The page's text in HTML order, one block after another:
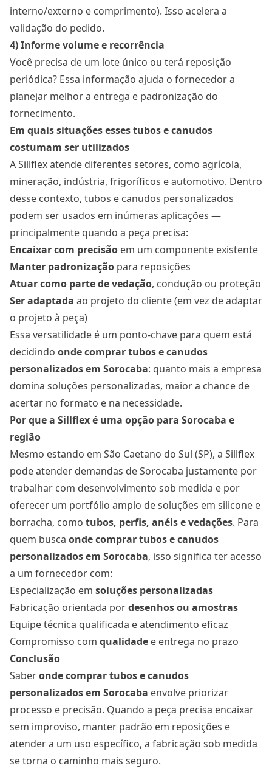
interno/externo e comprimento). Isso acelera a
validação do pedido.
4) Informe volume e recorrência
Você precisa de um lote único ou terá reposição
periódica? Essa informação ajuda o fornecedor a
planejar melhor a entrega e padronização do
fornecimento.
Em quais situações esses tubos e canudos
costumam ser utilizados
A Sillflex atende diferentes setores, como agrícola,
mineração, indústria, frigoríficos e automotivo. Dentro
desse contexto, tubos e canudos personalizados
podem ser usados em inúmeras aplicações —
principalmente quando a peça precisa:
Encaixar com precisão em um componente existente
Manter padronização para reposições
Atuar como parte de vedação, condução ou proteção
Ser adaptada ao projeto do cliente (em vez de adaptar
o projeto à peça)
Essa versatilidade é um ponto-chave para quem está
decidindo onde comprar tubos e canudos
personalizadosem Sorocaba: quanto mais a empresa
domina soluções personalizadas, maior a chance de
acertar no formato e na necessidade.
Por que a Sillflex é uma opção para Sorocaba e
região
Mesmo estando em São Caetano do Sul (SP), a Sillflex
pode atender demandas de Sorocaba justamente por
trabalhar com desenvolvimento sob medida e por
oferecer um portfólio amplo de soluções em silicone e
borracha, como tubos, perfis, anéis e vedações. Para
quem busca onde comprar tubos e canudos
personalizadosem Sorocaba, isso significa ter acesso
a um fornecedor com:
Especialização em soluções personalizadas
Fabricação orientada pordesenhos ou amostras
Equipe técnica qualificada e atendimento eficaz
Compromisso com qualidade e entrega no prazo
Conclusão
Saberonde comprar tubos e canudos
personalizadosem Sorocaba envolve priorizar
processo e precisão. Quando a peça precisa encaixar
sem improviso, manter padrão em reposições e
atender a um uso específico, a fabricação sob medida
se torna o caminho mais seguro.